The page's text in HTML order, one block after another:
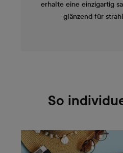
erhalte eine einzigartig
glänzend für
So